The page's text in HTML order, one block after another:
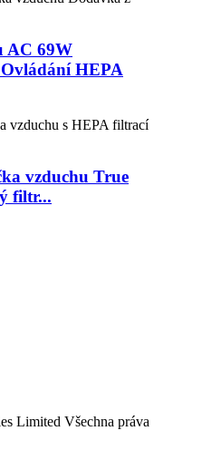
AC 69W
HEPA
vzduchu True
filtr...
Limited Všechna práva